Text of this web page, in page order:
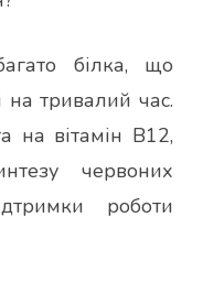
білка, що
на тривалий час.
на вітамін В12,
червоних
роботи